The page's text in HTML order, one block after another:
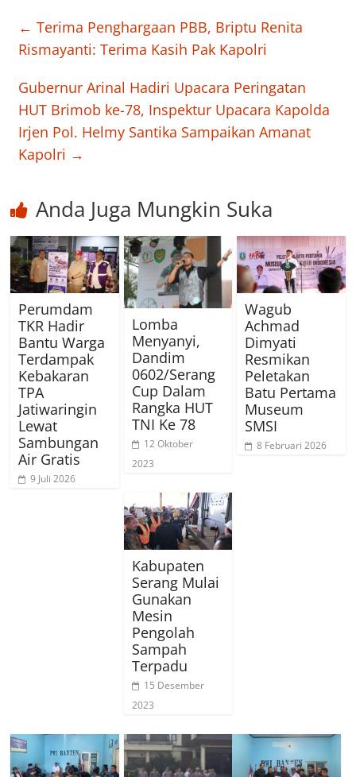
← Terima Penghargaan PBB, Briptu Renita
Rismayanti: Terima Kasih Pak Kapolri
Gubernur Arinal Hadiri Upacara Peringatan
HUT Brimob ke-78, Inspektur Upacara Kapolda
Irjen Pol. Helmy Santika Sampaikan Amanat
Kapolri →
Anda Juga Mungkin Suka
Perumdam
TKR Hadir
Bantu Warga
Terdampak
Kebakaran
TPA
Jatiwaringin
Lewat
Sambungan
Air Gratis
9 Juli 2026
Lomba
Menyanyi,
Dandim
0602/Serang
Cup Dalam
Rangka HUT
TNI Ke 78
12 Oktober
2023
Wagub
Achmad
Dimyati
Resmikan
Peletakan
Batu Pertama
Museum
SMSI
8 Februari 2026
Kabupaten
Serang Mulai
Gunakan
Mesin
Pengolah
Sampah
Terpadu
15 Desember
2023